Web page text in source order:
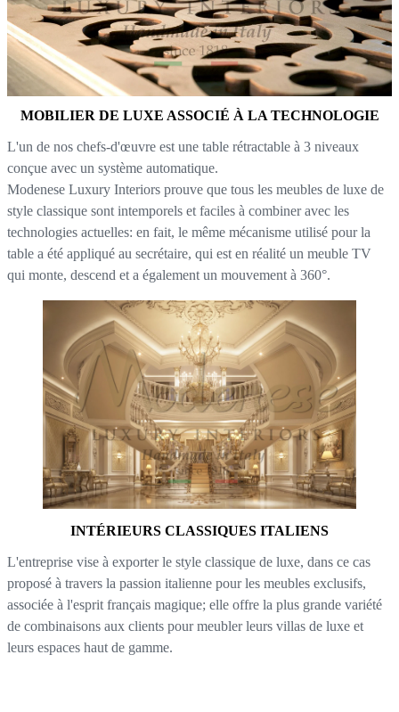
MOBILIER DE LUXE ASSOCIÉ À LA TECHNOLOGIE
L'un de nos chefs-d'œuvre est une table rétractable à 3 niveaux
conçue avec un système automatique.
Modenese Luxury Interiors prouve que tous les meubles de luxe de
style classique sont intemporels et faciles à combiner avec les
technologies actuelles: en fait, le même mécanisme utilisé pour la
table a été appliqué au secrétaire, qui est en réalité un meuble TV
qui monte, descend et a également un mouvement à 360°.
INTÉRIEURS CLASSIQUES ITALIENS
L'entreprise vise à exporter le style classique de luxe, dans ce cas
proposé à travers la passion italienne pour les meubles exclusifs,
associée à l'esprit français magique; elle offre la plus grande variété
de combinaisons aux clients pour meubler leurs villas de luxe et
leurs espaces haut de gamme.